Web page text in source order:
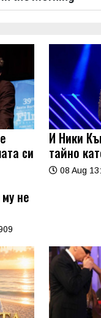
си
не
И Ники
тайно
08 Aug